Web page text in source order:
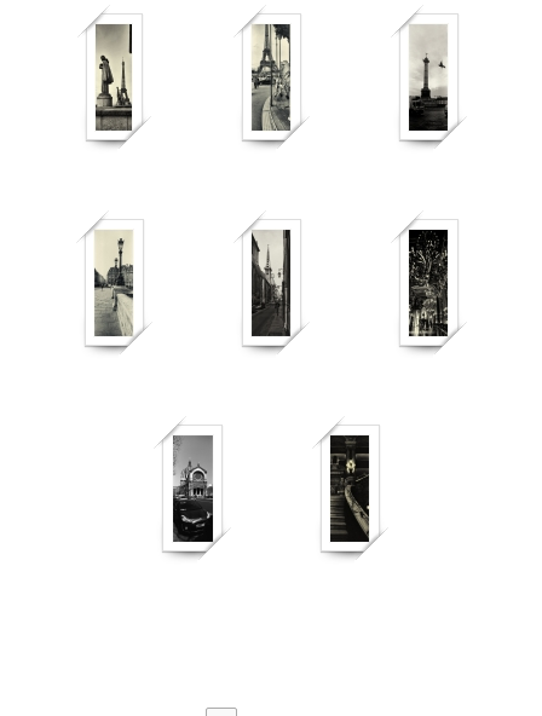
457 373 461
364 363 377
486 617